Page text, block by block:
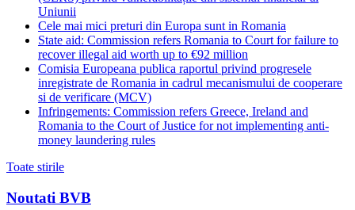
Uniunii
Cele mai mici preturi din Europa sunt in Romania
State aid: Commission refers Romania to Court for failure to
recover illegal aid worth up to €92 million
Comisia Europeana publica raportul privind progresele
inregistrate de Romania in cadrul mecanismului de cooperare
si de verificare (MCV)
Infringements: Commission refers Greece, Ireland and
Romania to the Court of Justice for not implementing anti-
money laundering rules
Toate stirile
Noutati BVB